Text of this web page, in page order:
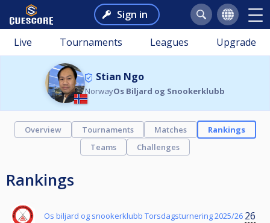
Sign in
Live Tournaments Leagues Upgrade
Stian Ngo
NorwayOs Biljard og Snookerklubb
Overview Tournaments Matches
Rankings
Teams
Challenges
Rankings
Os biljard og snookerklubb Torsdagsturnering 2025/26 26